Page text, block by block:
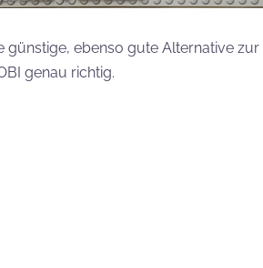
ebenso gute Alternative zur
genau richtig.